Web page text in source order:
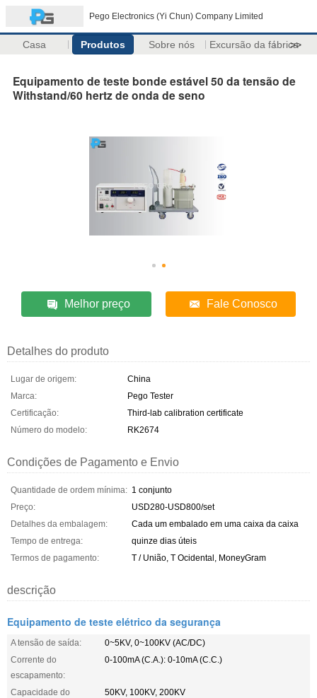
Pego Electronics (Yi Chun) Company Limited
Casa Produtos Sobre nós Excursão da fábrica
>>
Equipamento de teste bonde estável 50 da tensão de
Withstand/60 hertz de onda de seno
Melhor preço Fale Conosco
Detalhes do produto
Lugar de origem:
China
Marca:
Pego Tester
Certificação:
Third-lab calibration certificate
Número do modelo:
RK2674
Condições de Pagamento e Envio
Quantidade de ordem mínima: 1 conjunto
Preço:
USD280-USD800/set
Detalhes da embalagem:
Cada um embalado em uma caixa da caixa
Tempo de entrega:
quinze dias úteis
Termos de pagamento:
T / União, T Ocidental, MoneyGram
descrição
Equipamento de teste elétrico da segurança
A tensão de saída:
0~5KV, 0~100KV (AC/DC)
Corrente do
escapamento:
0-100mA (C.A.): 0-10mA (C.C.)
Capacidade do
50KV, 100KV, 200KV